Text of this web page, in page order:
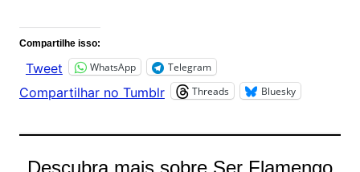
Compartilhe isso:
Tweet WhatsApp Telegram
Compartilhar no Tumblr Threads Bluesky